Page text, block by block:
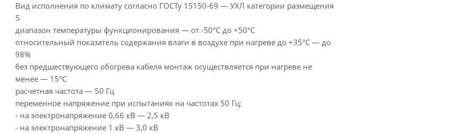
Вид исполнения по климату согласно ГОСТу 15150-69 — УХЛ категории размещения
5
диапазон температуры функционирования — от -50°С до +50°С
относительный показатель содержания влаги в воздухе при нагреве до +35°С — до
98%
без предшествующего обогрева кабеля монтаж осуществляется при нагреве не
менее — 15°С
расчетная частота — 50 Гц
переменное напряжение при испытаниях на частотах 50 Гц:
- на электронапряжение 0,66 кВ — 2,5 кВ
- на электронапряжение 1 кВ — 3,0 кВ